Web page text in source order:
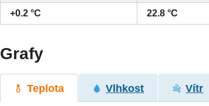
+0.2 °C 22.8 °C
Grafy
Teplota Vlhkost Vítr